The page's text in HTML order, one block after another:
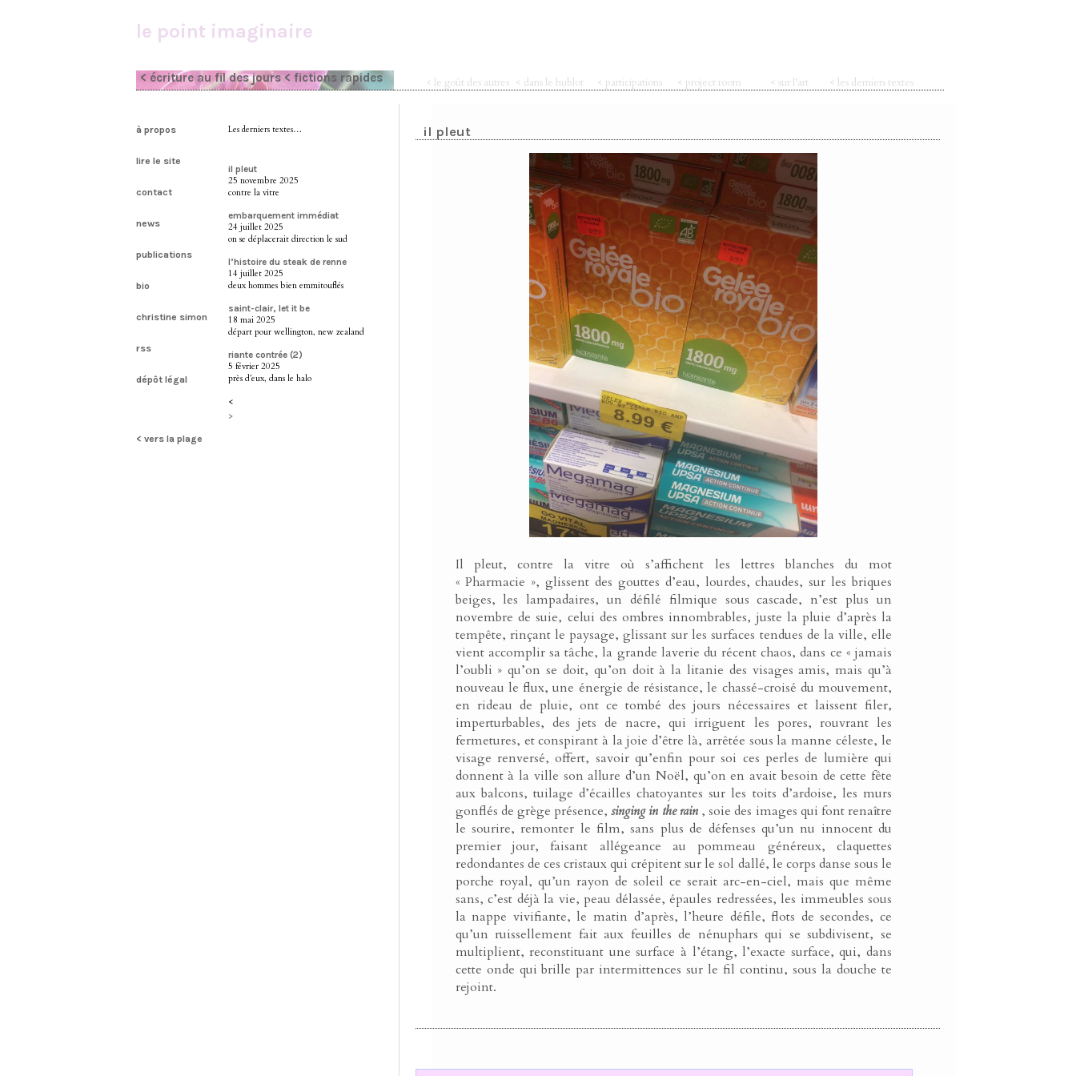
le point imaginaire
< écriture au fil des jours < fictions rapides < le goût des autres < dans le hublot < participations < project room < sur l’art < les derniers textes
à propos
lire le site
contact
news
publications
bio
christine simon
rss
dépôt légal
< vers la plage
Les derniers textes…
il pleut
25 novembre 2025
contre la vitre
embarquement immédiat
24 juillet 2025
on se déplacerait direction le sud
l’histoire du steak de renne
14 juillet 2025
deux hommes bien emmitouflés
saint-clair, let it be
18 mai 2025
départ pour wellington, new zealand
riante contrée (2)
5 février 2025
près d’eux, dans le halo
<
>
il pleut
Il pleut, contre la vitre où s’affichent les lettres blanches du mot
« Pharmacie », glissent des gouttes d’eau, lourdes, chaudes, sur les briques
beiges, les lampadaires, un défilé filmique sous cascade, n’est plus un
novembre de suie, celui des ombres innombrables, juste la pluie d’après la
tempête, rinçant le paysage, glissant sur les surfaces tendues de la ville, elle
vient accomplir sa tâche, la grande laverie du récent chaos, dans ce « jamais
l’oubli » qu’on se doit, qu’on doit à la litanie des visages amis, mais qu’à
nouveau le flux, une énergie de résistance, le chassé-croisé du mouvement,
en rideau de pluie, ont ce tombé des jours nécessaires et laissent filer,
imperturbables, des jets de nacre, qui irriguent les pores, rouvrant les
fermetures, et conspirant à la joie d’être là, arrêtée sous la manne céleste, le
visage renversé, offert, savoir qu’enfin pour soi ces perles de lumière qui
donnent à la ville son allure d’un Noël, qu’on en avait besoin de cette fête
aux balcons, tuilage d’écailles chatoyantes sur les toits d’ardoise, les murs
gonflés de grège présence,singing in the rain , soie des images qui font renaître
le sourire, remonter le film, sans plus de défenses qu’un nu innocent du
premier jour, faisant allégeance au pommeau généreux, claquettes
redondantes de ces cristaux qui crépitent sur le sol dallé, le corps danse sous le
porche royal, qu’un rayon de soleil ce serait arc-en-ciel, mais que même
sans, c’est déjà la vie, peau délassée, épaules redressées, les immeubles sous
la nappe vivifiante, le matin d’après, l’heure défile, flots de secondes, ce
qu’un ruissellement fait aux feuilles de nénuphars qui se subdivisent, se
multiplient, reconstituant une surface à l’étang, l’exacte surface, qui, dans
cette onde qui brille par intermittences sur le fil continu, sous la douche te
rejoint.